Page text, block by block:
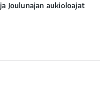
Joulunajan aukioloajat